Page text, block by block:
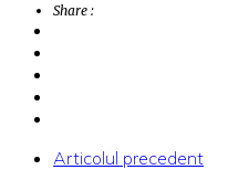
Share :
Articolul precedent